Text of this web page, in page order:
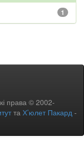
1
права © 2002-
та Х’юлет Пакард -